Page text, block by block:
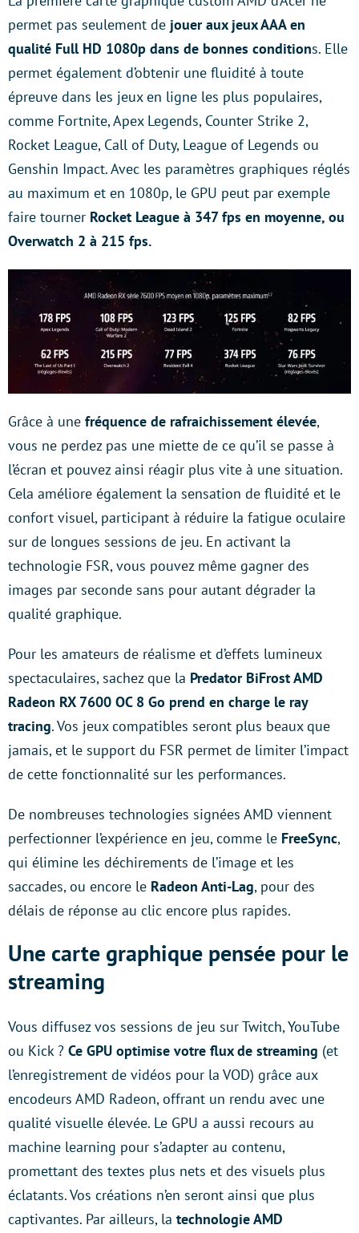
permet pas seulement de jouer aux jeux AAA en
qualité Full HD 1080p dans de bonnes conditions. Elle
permet également d’obtenir une fluidité à toute
épreuve dans les jeux en ligne les plus populaires,
comme Fortnite, Apex Legends, Counter Strike 2,
Rocket League, Call of Duty, League of Legends ou
Genshin Impact. Avec les paramètres graphiques réglés
au maximum et en 1080p, le GPU peut par exemple
faire tourner Rocket League à 347 fps en moyenne, ou
Overwatch 2 à 215 fps.
Grâce à une fréquence de rafraichissement élevée,
vous ne perdez pas une miette de ce qu’il se passe à
l’écran et pouvez ainsi réagir plus vite à une situation.
Cela améliore également la sensation de fluidité et le
confort visuel, participant à réduire la fatigue oculaire
sur de longues sessions de jeu. En activant la
technologie FSR, vous pouvez même gagner des
images par seconde sans pour autant dégrader la
qualité graphique.
Pour les amateurs de réalisme et d’effets lumineux
spectaculaires, sachez que la Predator BiFrost AMD
Radeon RX 7600 OC 8 Go prend en charge le ray
tracing. Vos jeux compatibles seront plus beaux que
jamais, et le support du FSR permet de limiter l’impact
de cette fonctionnalité sur les performances.
De nombreuses technologies signées AMD viennent
perfectionner l’expérience en jeu, comme le FreeSync,
qui élimine les déchirements de l’image et les
saccades, ou encore le Radeon Anti-Lag, pour des
délais de réponse au clic encore plus rapides.
Une carte graphique pensée pour le
streaming
Vous diffusez vos sessions de jeu sur Twitch, YouTube
ou Kick ? Ce GPU optimise votre flux de streaming (et
l’enregistrement de vidéos pour la VOD) grâce aux
encodeurs AMD Radeon, offrant un rendu avec une
qualité visuelle élevée. Le GPU a aussi recours au
machine learning pour s’adapter au contenu,
promettant des textes plus nets et des visuels plus
éclatants. Vos créations n’en seront ainsi que plus
captivantes. Par ailleurs, la technologie AMD